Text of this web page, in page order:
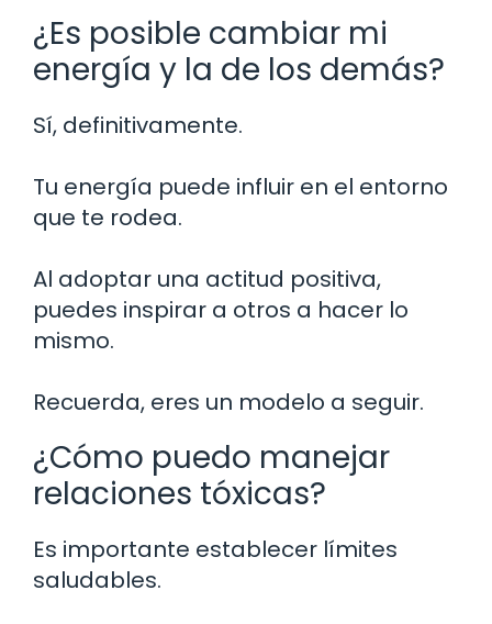
¿Es posible cambiar mi
energía y la de los demás?
Sí, definitivamente.
Tu energía puede influir en el entorno
que te rodea.
Al adoptar una actitud positiva,
puedes inspirar a otros a hacer lo
mismo.
Recuerda, eres un modelo a seguir.
¿Cómo puedo manejar
relaciones tóxicas?
Es importante establecer límites
saludables.